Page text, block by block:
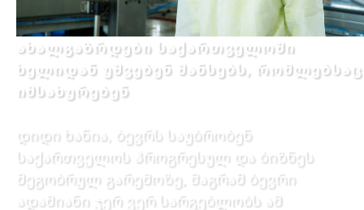
ახალგაზრდები საქართველოში
ხელიდან უშვებენ შანსებს, რომლებსაც
იმსახურებენ
დიდი ხანია, ბევრს საუბრობენ
საქართველოს პროგრესულ და ბიზნეს
მეგობრულ გარემოზე, მაგრამ ბევრი
ადამიანი ჯერ ვერ სარგებლობს ამ